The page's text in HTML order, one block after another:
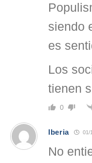
siendo
es
Los
tienen
0
Iberia 01/
No